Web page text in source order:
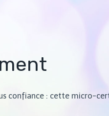
confiance : cette micro-